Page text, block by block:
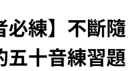
必練】不斷隨
五十音練習題